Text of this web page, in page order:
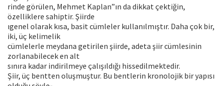
rinde görülen, Mehmet Kaplan”ın da dikkat çektiğin,
özelliklere sahiptir. Şiirde
ıgenel olarak kısa, basit cümleler kullanılmıştır. Daha çok bir,
iki, üç kelimelik
cümlelerle meydana getirilen şiirde, adeta şiir cümlesinin
zorlanabilecek en alt
sınıra kadar indirilmeye çalışıldığı hissedilmektedir.
Şiir, üç bentten oluşmuştur. Bu bentlerin kronolojik bir yapısı